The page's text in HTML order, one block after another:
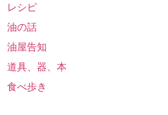
レシピ
油の話
油屋告知
道具、器、本
食べ歩き